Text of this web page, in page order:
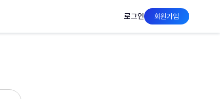
로그인 회원가입